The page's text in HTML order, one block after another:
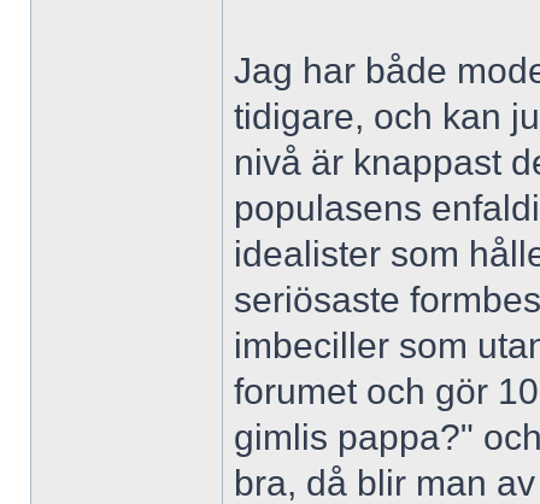
Jag har både
tidigare, och kan
nivå är knappast
populasens
idealister som
seriösaste
imbeciller som
forumet och gör
gimlis pappa?"
bra, då blir man